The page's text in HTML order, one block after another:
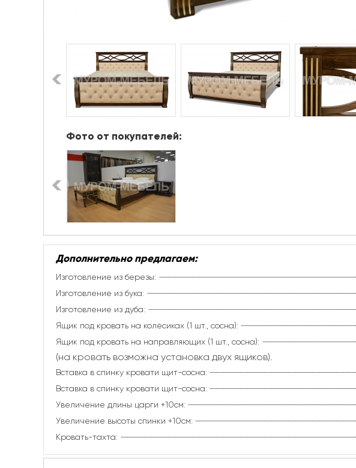
Фото от покупателей:
Дополнительно предлагаем:
Изготовление из березы:
Изготовление из бука:
Изготовление из дуба:
Ящик под кровать на колёсиках (1 шт., сосна):
Ящик под кровать на направляющих (1 шт., сосна):
(на кровать возможна установка двух ящиков).
Вставка в спинку кровати щит-сосна:
Вставка в спинку кровати щит-сосна:
Увеличение длины царги +10см:
Увеличение высоты спинки +10см:
Кровать-тахта: